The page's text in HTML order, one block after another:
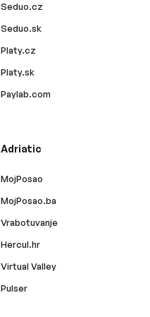
Seduo.cz
Seduo.sk
Platy.cz
Platy.sk
Paylab.com
Adriatic
MojPosao
MojPosao.ba
Vrabotuvanje
Hercul.hr
Virtual Valley
Pulser